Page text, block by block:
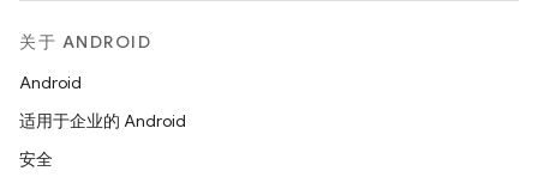
关于 ANDROID
Android
适用于企业的 Android
安全